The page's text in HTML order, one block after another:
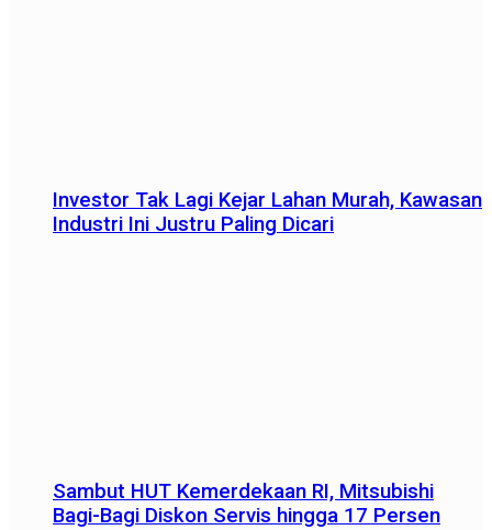
Investor Tak Lagi Kejar Lahan Murah, Kawasan
Industri Ini Justru Paling Dicari
Sambut HUT Kemerdekaan RI, Mitsubishi
Bagi-Bagi Diskon Servis hingga 17 Persen